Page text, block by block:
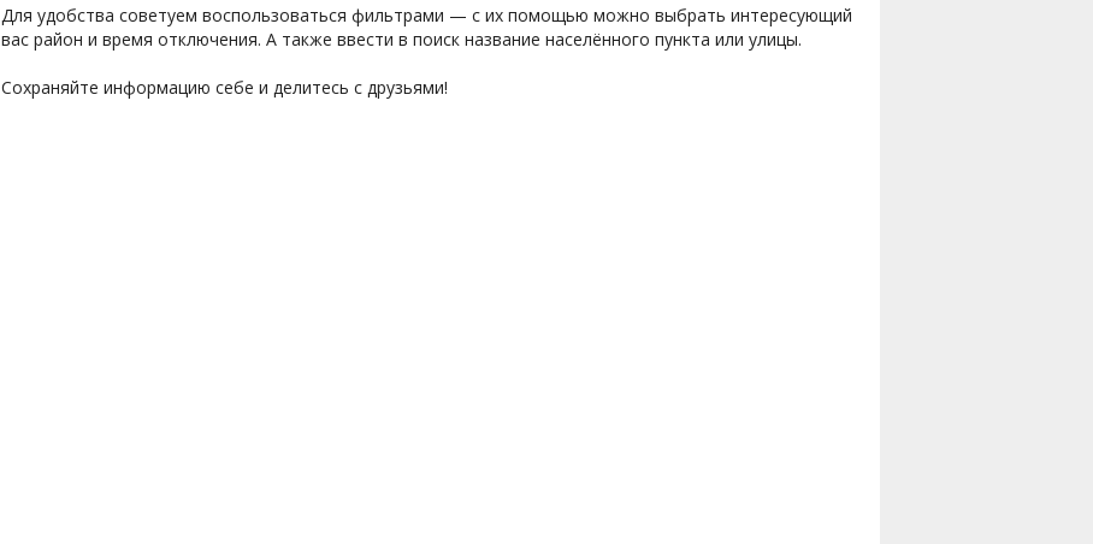
Для удобства советуем воспользоваться фильтрами — с их помощью можно выбрать интересующий
вас район и время отключения. А также ввести в поиск название населённого пункта или улицы.
Сохраняйте информацию себе и делитесь с друзьями!